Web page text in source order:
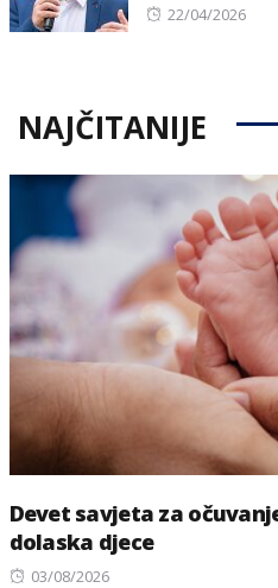
Posted
22/04/2026
NAJČITANIJE
Devet savjeta za
dolaska djece
Posted
03/08/2026